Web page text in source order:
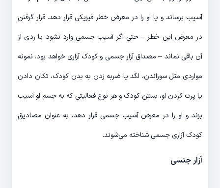
آسیب برساند و یا او را در معرض خطر فیزیکی قرار دهد. قرار گرفتن
در معرض این خطر – حتی اگر آسیب جسمی وارد نشود یا ردی از
آن باقی نماند – مصداق آزار جسمی و کودک آزاری خواهد بود. نمونه
مواردی مثل سوزاندن، لگد یا ضربه زدن به بدن کودک، تکان دادن
یا پرت کردن او، بستن کودک و هر نوع فعالیتی که به جسم او آسیب
بزند و او را در معرض آسیب جسمی قرار دهد، به عنوان مصادیق
کودک آزاری جسمی شناخته می‌شوند.
آزار جنسی